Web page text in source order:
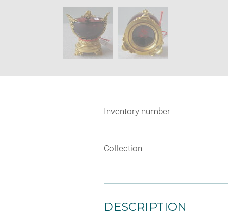
SKIP IMAGE CAROUSEL
Inventory number
Collection
DESCRIPTION